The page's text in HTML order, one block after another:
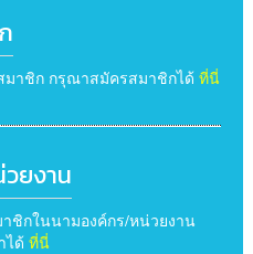
าชิก กรุณาสมัครสมาชิกได้ ที่นี่
ยงาน
ชิกในนามองค์กร/หน่วยงาน
ได้ ที่นี่